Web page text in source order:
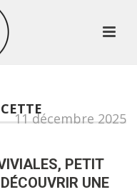
11 décembre 2025
PETIT
UNE